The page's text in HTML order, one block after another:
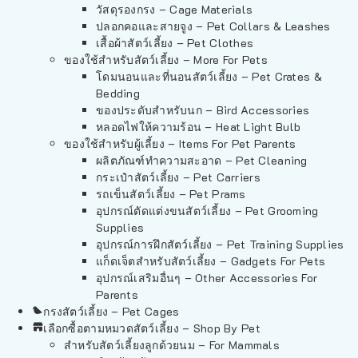
วัสดุรองกรง – Cage Materials
ปลอกคอและสายจูง – Pet Collars & Leashes
เสื้อผ้าสัตว์เลี้ยง – Pet Clothes
ของใช้สำหรับสัตว์เลี้ยง – More For Pets
โดมนอนและที่นอนสัตว์เลี้ยง – Pet Crates &
Bedding
ของประดับสำหรับนก – Bird Accessories
หลอดไฟให้ความร้อน – Heat Light Bulb
ของใช้สำหรับผู้เลี้ยง – Items For Pet Parents
ผลิตภัณฑ์ทำความสะอาด – Pet Cleaning
กระเป๋าสัตว์เลี้ยง – Pet Carriers
รถเข็นสัตว์เลี้ยง – Pet Prams
อุปกรณ์ตัดแต่งขนสัตว์เลี้ยง – Pet Grooming
Supplies
อุปกรณ์การฝึกสัตว์เลี้ยง – Pet Training Supplies
แก็ดเจ็ตสำหรับสัตว์เลี้ยง – Gadgets For Pets
อุปกรณ์เสริมอื่นๆ – Other Accessories For
Parents
กรงสัตว์เลี้ยง – Pet Cages
เลือกซื้อตามหมวดสัตว์เลี้ยง – Shop By Pet
สำหรับสัตว์เลี้ยงลูกด้วยนม – For Mammals